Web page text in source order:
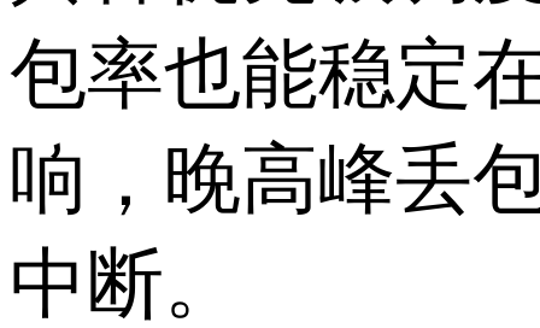
包率也能稳定
响，晚高峰丢
中断。